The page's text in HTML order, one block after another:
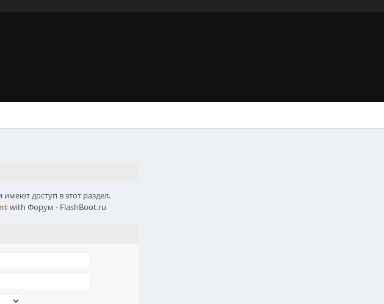
доступ в этот раздел.
with Форум - FlashBoot.ru